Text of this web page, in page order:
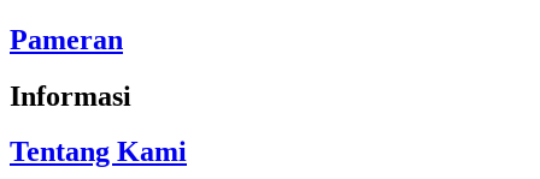
Pameran
Informasi
Tentang Kami